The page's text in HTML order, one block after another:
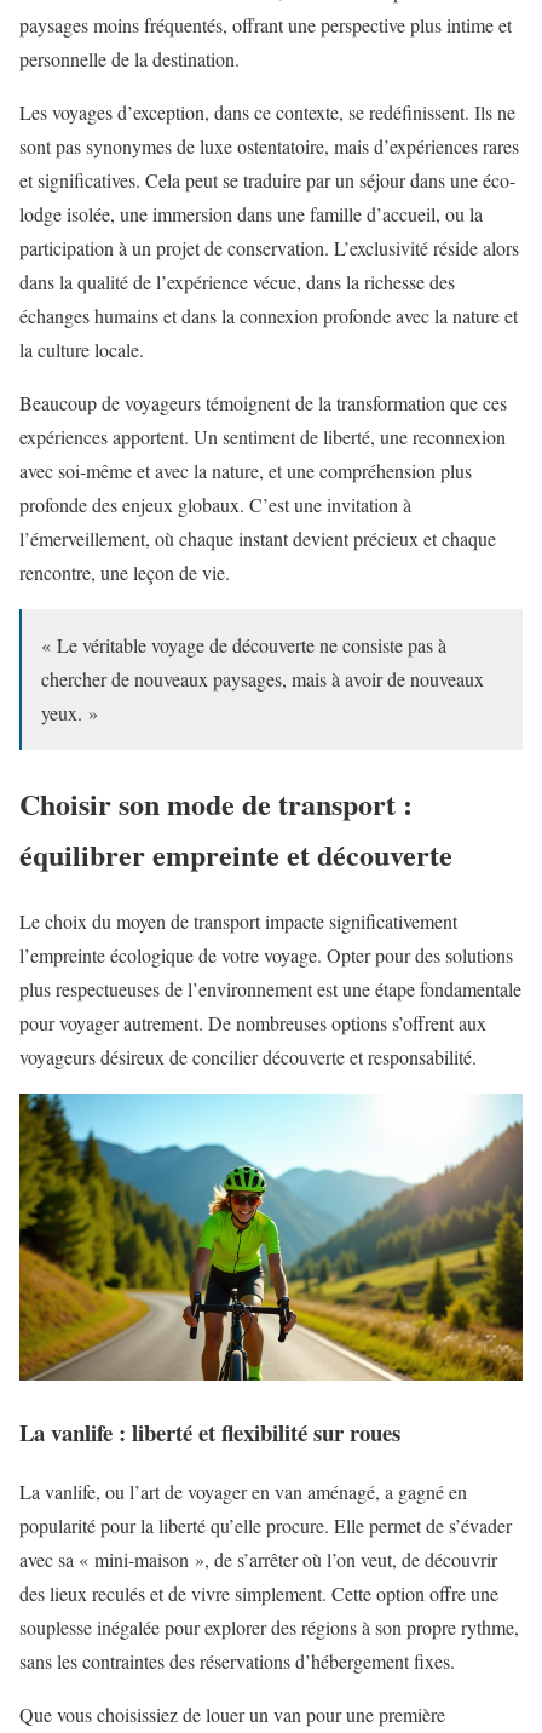
paysages moins fréquentés, offrant une perspective plus intime et
personnelle de la destination.
Les voyages d’exception, dans ce contexte, se redéfinissent. Ils ne
sont pas synonymes de luxe ostentatoire, mais d’expériences rares
et significatives. Cela peut se traduire par un séjour dans une éco-
lodge isolée, une immersion dans une famille d’accueil, ou la
participation à un projet de conservation. L’exclusivité réside alors
dans la qualité de l’expérience vécue, dans la richesse des
échanges humains et dans la connexion profonde avec la nature et
la culture locale.
Beaucoup de voyageurs témoignent de la transformation que ces
expériences apportent. Un sentiment de liberté, une reconnexion
avec soi-même et avec la nature, et une compréhension plus
profonde des enjeux globaux. C’est une invitation à
l’émerveillement, où chaque instant devient précieux et chaque
rencontre, une leçon de vie.
« Le véritable voyage de découverte ne consiste pas à
chercher de nouveaux paysages, mais à avoir de nouveaux
yeux. »
Choisir son mode de transport :
équilibrer empreinte et découverte
Le choix du moyen de transport impacte significativement
l’empreinte écologique de votre voyage. Opter pour des solutions
plus respectueuses de l’environnement est une étape fondamentale
pour voyager autrement. De nombreuses options s’offrent aux
voyageurs désireux de concilier découverte et responsabilité.
La vanlife : liberté et flexibilité sur roues
La vanlife, ou l’art de voyager en van aménagé, a gagné en
popularité pour la liberté qu’elle procure. Elle permet de s’évader
avec sa « mini-maison », de s’arrêter où l’on veut, de découvrir
des lieux reculés et de vivre simplement. Cette option offre une
souplesse inégalée pour explorer des régions à son propre rythme,
sans les contraintes des réservations d’hébergement fixes.
Que vous choisissiez de louer un van pour une première